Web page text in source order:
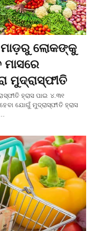
ଲୋକଙ୍କୁ
ମୁଦ୍ରାସ୍ଫୀତି
ହ୍ରାସ ପାଇ ୪.୩୧
ଯୋଗୁଁ ମୁଦ୍ରାସ୍ଫୀତି ହ୍ରାସ